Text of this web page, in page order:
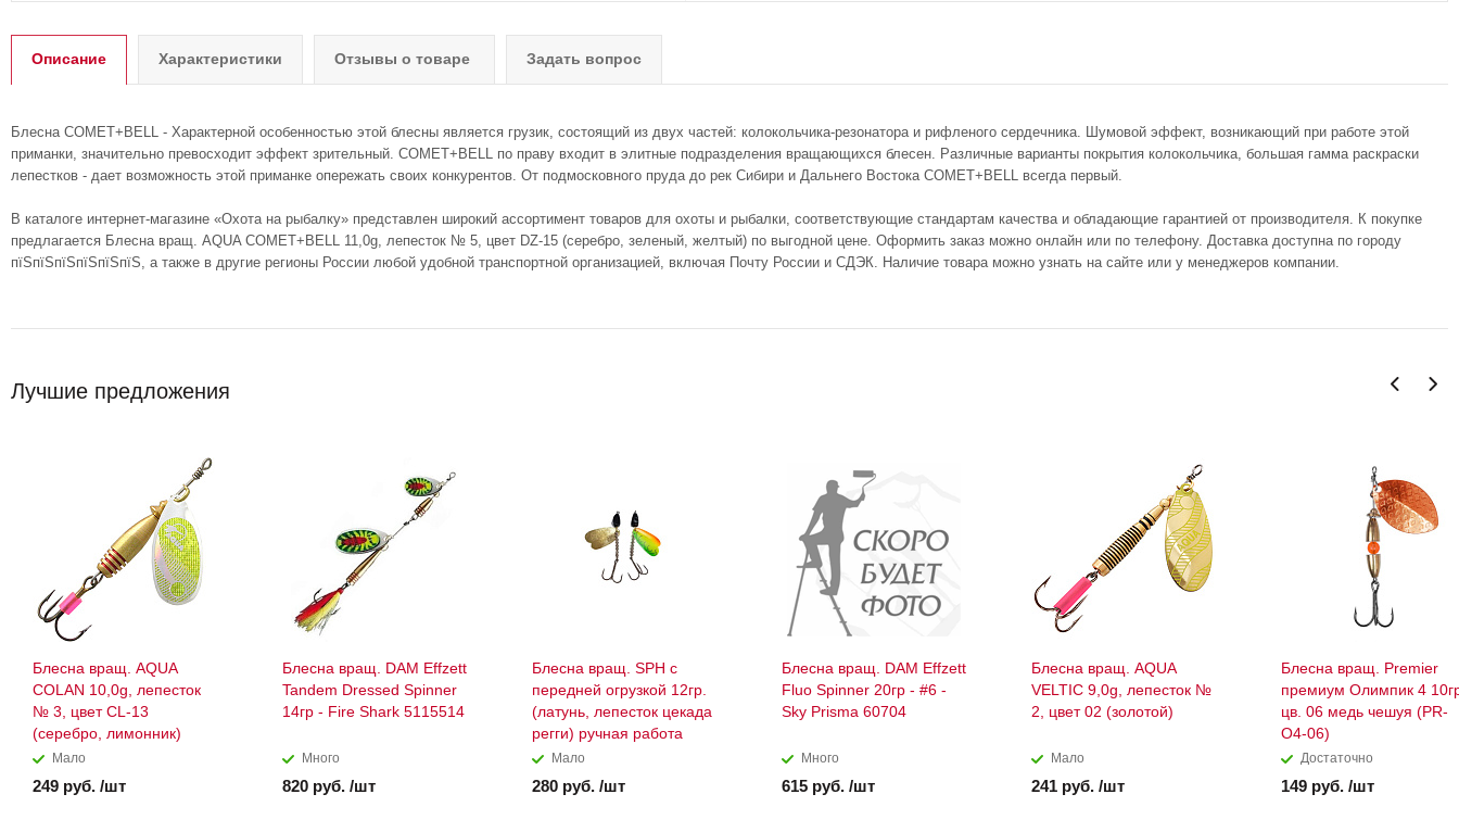
Описание Характеристики Отзывы о товаре Задать вопрос
Блесна COMET+BELL - Характерной особенностью этой блесны является грузик, состоящий из двух частей: колокольчика-резонатора и рифленого сердечника. Шумовой эффект, возникающий при работе этой
приманки, значительно превосходит эффект зрительный. COMET+BELL по праву входит в элитные подразделения вращающихся блесен. Различные варианты покрытия колокольчика, большая гамма раскраски
лепестков - дает возможность этой приманке опережать своих конкурентов. От подмосковного пруда до рек Сибири и Дальнего Востока COMET+BELL всегда первый.
В каталоге интернет-магазине «Охота на рыбалку» представлен широкий ассортимент товаров для охоты и рыбалки, соответствующие стандартам качества и обладающие гарантией от производителя. К покупке
предлагается Блесна вращ. AQUA COMET+BELL 11,0g, лепесток № 5, цвет DZ-15 (серебро, зеленый, желтый) по выгодной цене. Оформить заказ можно онлайн или по телефону. Доставка доступна по городу
пїЅпїЅпїЅпїЅпїЅпїЅ, а также в другие регионы России любой удобной транспортной организацией, включая Почту России и СДЭК. Наличие товара можно узнать на сайте или у менеджеров компании.
Лучшие предложения
Блесна вращ. AQUA
COLAN 10,0g, лепесток
№ 3, цвет CL-13
(серебро, лимонник)
Мало
249 руб. /шт
Блесна вращ. DAM Effzett
Tandem Dressed Spinner
14гр - Fire Shark 5115514
Много
820 руб. /шт
Блесна вращ. SPH с
передней огрузкой 12гр.
(латунь, лепесток цекада
регги) ручная работа
Мало
280 руб. /шт
Блесна вращ. DAM Effzett
Fluo Spinner 20гр - #6 -
Sky Prisma 60704
Много
615 руб. /шт
Блесна вращ. AQUA
VELTIC 9,0g, лепесток №
2, цвет 02 (золотой)
Мало
241 руб. /шт
Блесна вращ. Premier
премиум Олимпик 4
цв. 06 медь чешуя (PR-
O4-06)
Достаточно
149 руб. /шт